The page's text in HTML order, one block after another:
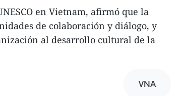
en Vietnam, afirmó que la
de colaboración y diálogo, y
al desarrollo cultural de la
VNA